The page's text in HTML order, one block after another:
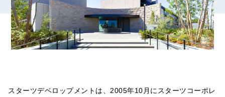
スターツデベロップメントは、2005年10月にスターツコーポレ